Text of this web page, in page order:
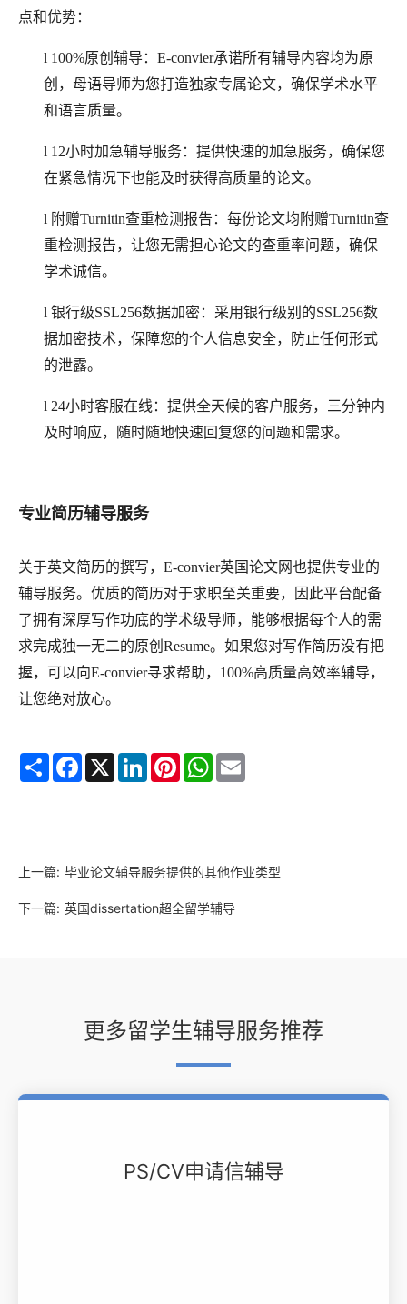
点和优势：
l 100%原创辅导：E-convier承诺所有辅导内容均为原
创，母语导师为您打造独家专属论文，确保学术水平
和语言质量。
l 12小时加急辅导服务：提供快速的加急服务，确保您
在紧急情况下也能及时获得高质量的论文。
l 附赠Turnitin查重检测报告：每份论文均附赠Turnitin查
重检测报告，让您无需担心论文的查重率问题，确保
学术诚信。
l 银行级SSL256数据加密：采用银行级别的SSL256数
据加密技术，保障您的个人信息安全，防止任何形式
的泄露。
l 24小时客服在线：提供全天候的客户服务，三分钟内
及时响应，随时随地快速回复您的问题和需求。
专业简历辅导服务
关于英文简历的撰写， E-convier英国论文网也提供专业的
辅导服务。优质的简历对于求职至关重要，因此平台配备
了拥有深厚写作功底的学术级导师，能够根据每个人的需
求完成独一无二的原创Resume。如果您对写作简历没有把
握，可以向E-convier寻求帮助，100%高质量高效率辅导，
让您绝对放心。
Share Facebook
X LinkedInPinterestWhatsApp
上一篇: 毕业论文辅导服务提供的其他作业类型
下一篇: 英国dissertation超全留学辅导
更多留学生辅导服务推荐
PS/CV申请信辅导